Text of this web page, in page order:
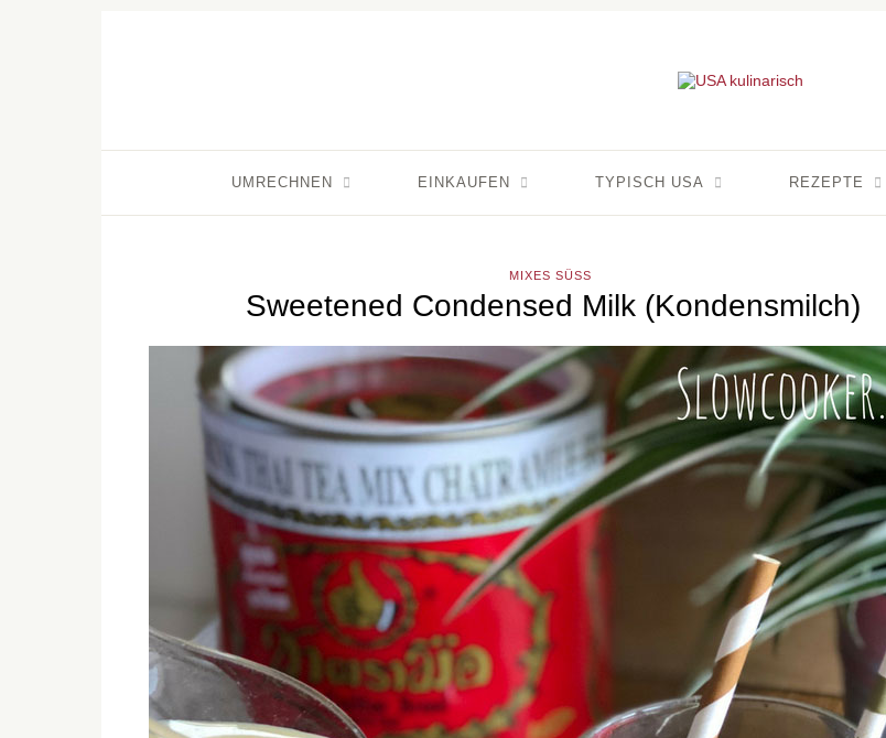
UMRECHNEN EINKAUFEN TYPISCH USA REZEPTE
MIXES SÜSS
Sweetened Condensed Milk (Kondensmilch)